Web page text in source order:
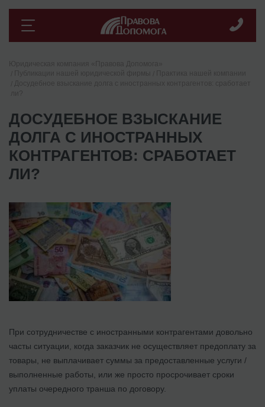
ДОСУДЕБНОЕ ВЗЫСКАНИЕ
ДОЛГА С ИНОСТРАННЫХ
КОНТРАГЕНТОВ: СРАБОТАЕТ
ЛИ?
При сотрудничестве с иностранными контрагентами довольно
часты ситуации, когда заказчик не осуществляет предоплату за
товары, не выплачивает суммы за предоставленные услуги /
выполненные работы, или же просто просрочивает сроки
уплаты очередного транша по договору.